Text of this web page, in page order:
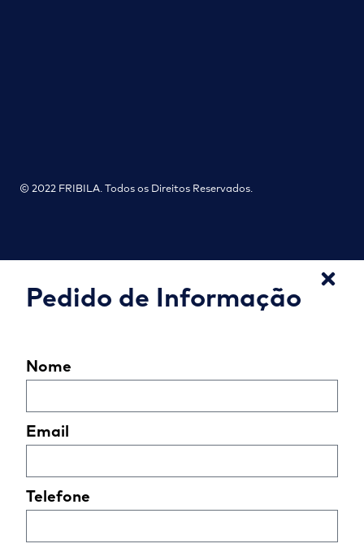
© 2022 FRIBILA. Todos os Direitos Reservados.
Pedido de Informação
Nome
Email
Telefone